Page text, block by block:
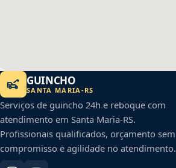
GUINCHO
SANTA MARIA -RS
Serviços de guincho 24h e reboque com
atendimento em Santa Maria-RS.
Profissionais qualificados, orçamento sem
compromisso e agilidade no atendimento.